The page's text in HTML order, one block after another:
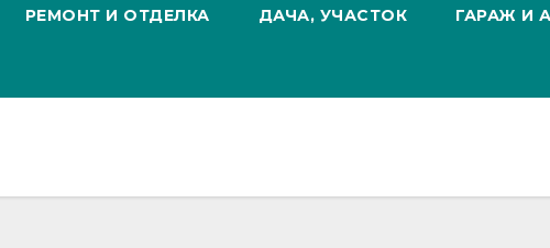
РЕМОНТ И ОТДЕЛКА ДАЧА, УЧАСТОК ГАРАЖ И